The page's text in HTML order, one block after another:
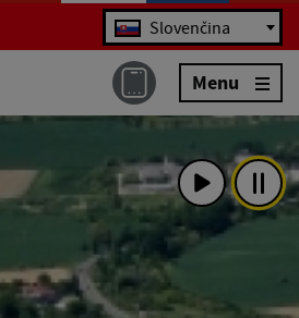
Jazyk Slovenčina
Menu